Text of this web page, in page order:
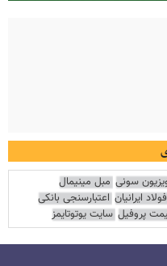
سونی مبل مینیمال
ایرانیان اعتبارسنجی بانکی
پروفیل سایت یوتوتایمز